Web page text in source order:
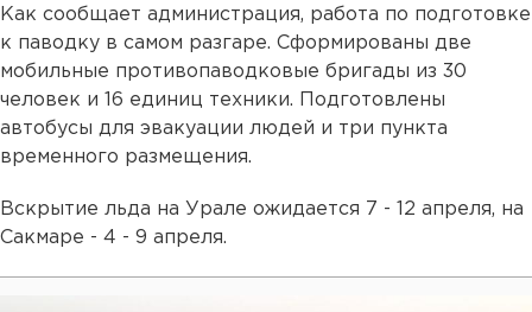
Как сообщает администрация, работа по подготовке
к паводку в самом разгаре. Сформированы две
мобильные противопаводковые бригады из 30
человек и 16 единиц техники. Подготовлены
автобусы для эвакуации людей и три пункта
временного размещения.
Вскрытие льда на Урале ожидается 7 - 12 апреля, на
Сакмаре - 4 - 9 апреля.